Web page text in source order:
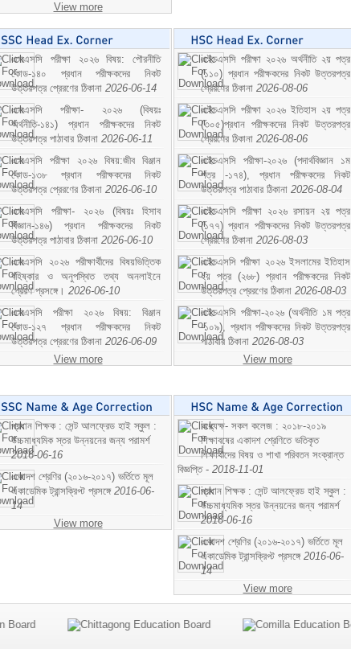
View more
এসএসসি পরীক্ষা ২০২৬ বিষয়: পৌরনীতি
কোড-১৪০ প্রধান পরীক্ষকদের নিকট
উত্তরপত্র প্রেরণের ঠিকানা 2026-06-14
এসএসসি পরীক্ষা- ২০২৬ (বিষয়ঃ
অর্থনীতি-১৪১) প্রধান পরীক্ষকদের নিকট
উত্তরপত্র পাঠাবার ঠিকানা 2026-06-11
এসএসসি পরীক্ষা ২০২৬ বিষয়:জীব বিঞ্জান
কোড-১৩৮ প্রধান পরীক্ষকদের নিকট
উত্তরপত্র প্রেরণের ঠিকানা 2026-06-10
এসএসসি পরীক্ষা- ২০২৬ (বিষয়ঃ হিসাব
বিজ্ঞান-১৪৬) প্রধান পরীক্ষকদের নিকট
উত্তরপত্র পাঠাবার ঠিকানা 2026-06-10
এসএসসি ২০২৬ পরীক্ষার্থীদের বিষয়ভিত্তিক
বহিষ্কার ও অনুপস্থিত তথ্য অনলাইনে
প্রেরণ প্রসঙ্গে। 2026-06-10
এসএসসি পরীক্ষা ২০২৬ বিষয়: বিঞ্জান
কোড-১২৭ প্রধান পরীক্ষকদের নিকট
উত্তরপত্র প্রেরণের ঠিকানা 2026-06-09
View more
এইচএসসি পরীক্ষা ২০২৬ অর্থনীতি ২য় পত্র
(১১০) প্রধান পরীক্ষকদের নিকট উত্তরপত্র
প্রেরণের ঠিকানা 2026-08-06
এইচএসসি পরীক্ষা ২০২৬ ইতিহাস ২য় পত্র
(৩০৫)প্রধান পরীক্ষকদের নিকট উত্তরপত্র
প্রেরণের ঠিকানা 2026-08-06
এইচএসসি পরীক্ষা-২০২৬ (পদার্থবিজ্ঞান ১ম
পত্র -১৭৪), প্রধান পরীক্ষকদের নিকট
উত্তরপত্র পাঠাবার ঠিকানা 2026-08-04
এইচএসসি পরীক্ষা ২০২৬ রসায়ন ২য় পত্র
(১৭৭) প্রধান পরীক্ষকদের নিকট উত্তরপত্র
প্রেরণের ঠিকানা 2026-08-03
এইচএসসি পরীক্ষা ২০২৬ ইসলামের ইতিহাস
২য় পত্র (২৬৮) প্রধান পরীক্ষকদের নিকট
উত্তরপত্র প্রেরণের ঠিকানা 2026-08-03
এইচএসসি পরীক্ষা-২০২৬ (অর্থনীতি ১ম পত্র
-১০৯), প্রধান পরীক্ষকদের নিকট উত্তরপত্র
পাঠাবার ঠিকানা 2026-08-03
View more
প্রধান শিক্ষক : সেন্ট আলফ্রেড হাই স্কুল :
উচ্চমাধ্যমিক স্তর উন্নয়নের জন্য পরামর্শ
2016-06-16
একাদশ শ্রেণির (২০১৬-২০১৭) ভর্তিতে মূল
একাডেমিক ট্রান্সক্রিপ্ট প্রসঙ্গে 2016-06-
14
View more
অধ্যক্ষ- সকল কলেজ : ২০১৮-২০১৯
শিক্ষাবষের একাদশ শ্রেণিতে ভতিকৃত
শিক্ষাথীদের বিষয় ও শাখা পরিবতন সংক্রান্ত
বিজ্ঞপ্তি - 2018-11-01
প্রধান শিক্ষক : সেন্ট আলফ্রেড হাই স্কুল :
উচ্চমাধ্যমিক স্তর উন্নয়নের জন্য পরামর্শ
2016-06-16
একাদশ শ্রেণির (২০১৬-২০১৭) ভর্তিতে মূল
একাডেমিক ট্রান্সক্রিপ্ট প্রসঙ্গে 2016-06-
14
View more